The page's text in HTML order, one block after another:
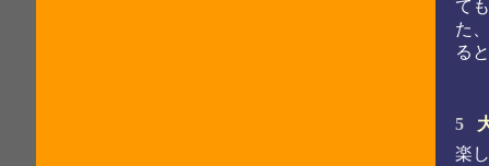
て
た
る
5
楽